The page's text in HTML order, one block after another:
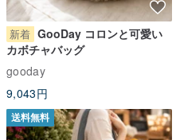
新着 GooDay コロンと可愛い
カボチャバッグ
gooday
9,043円
送料無料